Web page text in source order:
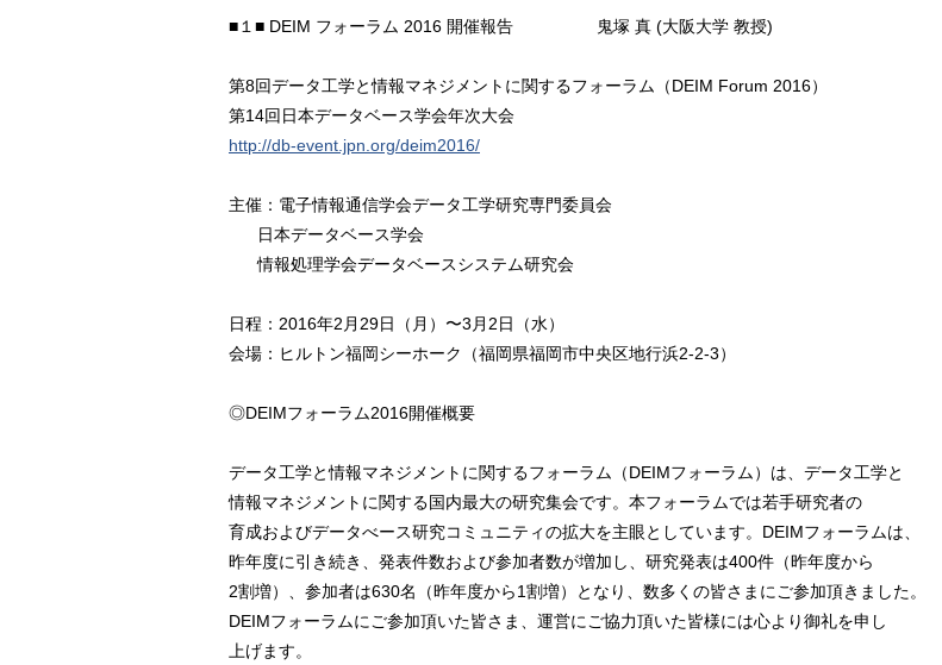
■１■ DEIM フォーラム 2016 開催報告 鬼塚 真 (大阪大学 教授)
第8回データ工学と情報マネジメントに関するフォーラム（DEIM Forum 2016）
第14回日本データベース学会年次大会
http://db-event.jpn.org/deim2016/
主催：電子情報通信学会データ工学研究専門委員会
日本データベース学会
情報処理学会データベースシステム研究会
日程：2016年2月29日（月）〜3月2日（水）
会場：ヒルトン福岡シーホーク（福岡県福岡市中央区地行浜2-2-3）
◎DEIMフォーラム2016開催概要
データ工学と情報マネジメントに関するフォーラム（DEIMフォーラム）は、データ工学と
情報マネジメントに関する国内最大の研究集会です。本フォーラムでは若手研究者の
育成およびデータべース研究コミュニティの拡大を主眼としています。DEIMフォーラムは、
昨年度に引き続き、発表件数および参加者数が増加し、研究発表は400件（昨年度から
2割増）、参加者は630名（昨年度から1割増）となり、数多くの皆さまにご参加頂きました。
DEIMフォーラムにご参加頂いた皆さま、運営にご協力頂いた皆様には心より御礼を申し
上げます。